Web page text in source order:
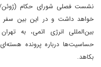
نشست فصلی شورای حکام (ژوئن/
خواهد داشت و در این بین سفر
بین‌المللی انرژی اتمی، به
حساسیت‌ها درباره پرونده
بکاهد.